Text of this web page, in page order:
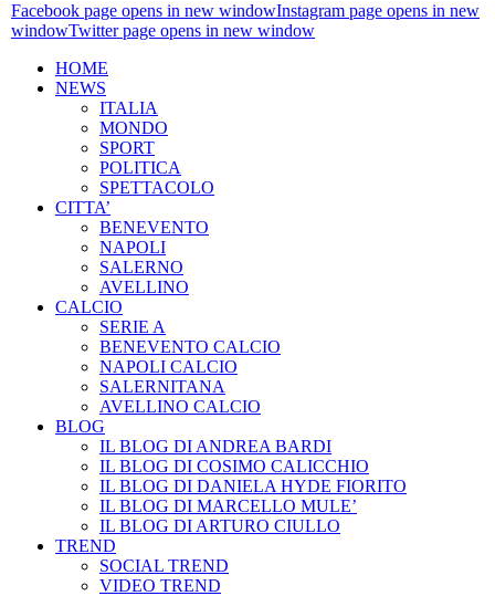
Facebook page opens in new windowInstagram page opens in new
windowTwitter page opens in new window
HOME
NEWS
ITALIA
MONDO
SPORT
POLITICA
SPETTACOLO
CITTA’
BENEVENTO
NAPOLI
SALERNO
AVELLINO
CALCIO
SERIE A
BENEVENTO CALCIO
NAPOLI CALCIO
SALERNITANA
AVELLINO CALCIO
BLOG
IL BLOG DI ANDREA BARDI
IL BLOG DI COSIMO CALICCHIO
IL BLOG DI DANIELA HYDE FIORITO
IL BLOG DI MARCELLO MULE’
IL BLOG DI ARTURO CIULLO
TREND
SOCIAL TREND
VIDEO TREND